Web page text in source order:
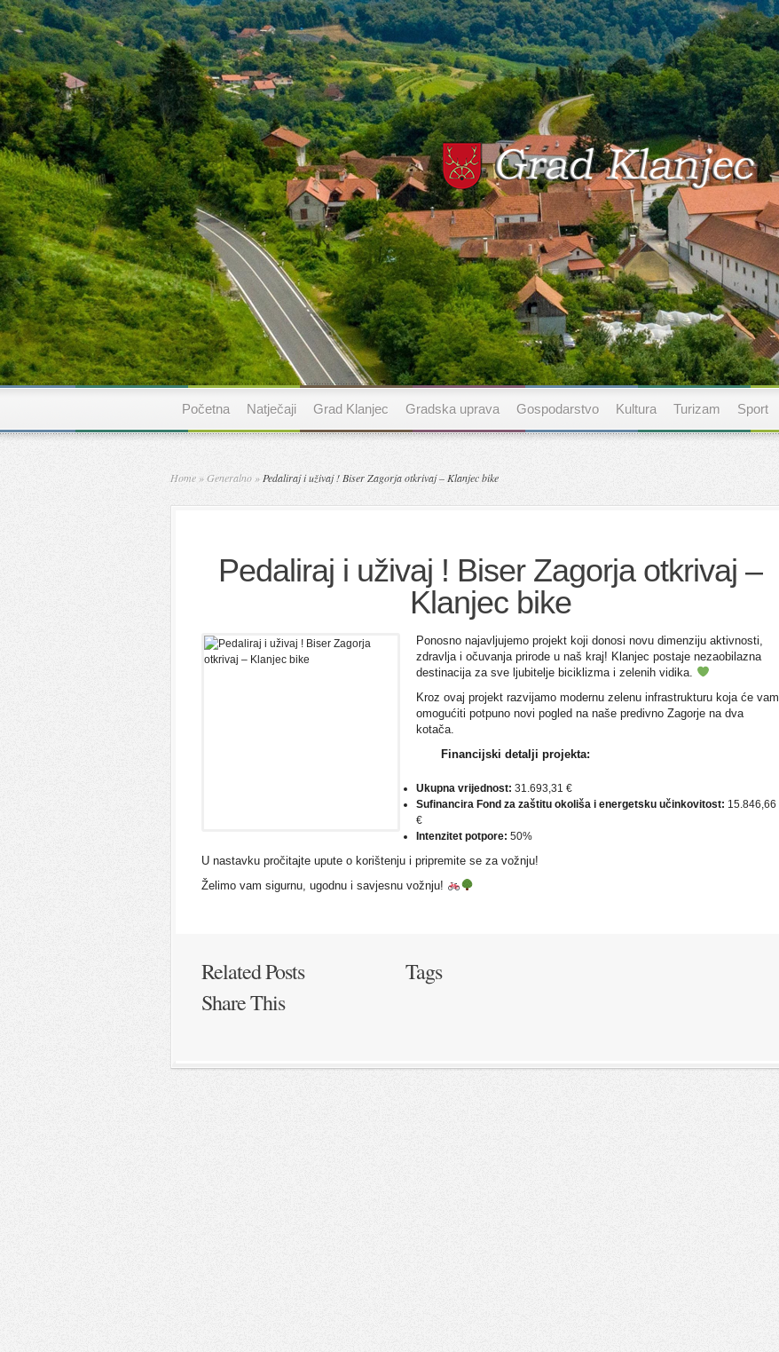
Početna Natječaji Grad Klanjec Gradska uprava Gospodarstvo Kultura Turizam Sport
Home »Generalno » Pedaliraj i uživaj ! Biser Zagorja otkrivaj – Klanjec bike
Pedaliraj i uživaj ! Biser Zagorja otkrivaj –
Klanjec bike
Ponosno najavljujemo projekt koji donosi novu dimenziju aktivnosti,
zdravlja i očuvanja prirode u naš kraj! Klanjec postaje nezaobilazna
destinacija za sve ljubitelje biciklizma i zelenih vidika.
Kroz ovaj projekt razvijamo modernu zelenu infrastrukturu koja će vam
omogućiti potpuno novi pogled na naše predivno Zagorje na dva
kotača.
Financijski detalji projekta:
Ukupna vrijednost: 31.693,31 €
Sufinancira Fond za zaštitu okoliša i energetsku učinkovitost: 15.846,66
€
Intenzitet potpore: 50%
U nastavku pročitajte upute o korištenju i pripremite se za vožnju!
Želimo vam sigurnu, ugodnu i savjesnu vožnju!
Related Posts
Tags
Share This